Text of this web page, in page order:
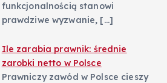
funkcjonalnością stanowi
prawdziwe wyzwanie, […]
Ile zarabia prawnik: średnie
zarobki netto w Polsce
Prawniczy zawód w Polsce cieszy